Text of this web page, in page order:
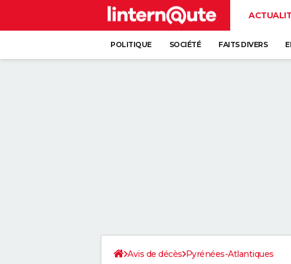
POLITIQUE SOCIÉTÉ FAITS DIVERS
Avis de décès Pyrénées-Atlantiques